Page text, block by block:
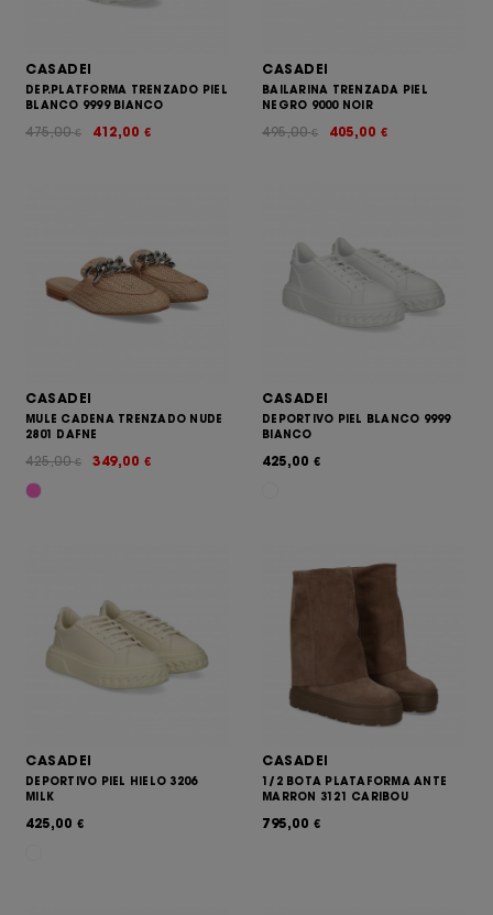
CASADEI
DEP.PLATFORMA TRENZADO PIEL
BLANCO 9999 BIANCO
412,00 €
475,00€
CASADEI
BAILARINA TRENZADA PIEL
NEGRO 9000 NOIR
405,00 €
495,00€
CASADEI
MULE CADENA TRENZADO NUDE
2801 DAFNE
349,00 €
425,00€
CASADEI
DEPORTIVO PIEL BLANCO 9999
BIANCO
425,00 €
CASADEI
DEPORTIVO PIEL HIELO 3206
MILK
425,00 €
CASADEI
1/2 BOTA PLATAFORMA ANTE
MARRON 3121 CARIBOU
795,00 €